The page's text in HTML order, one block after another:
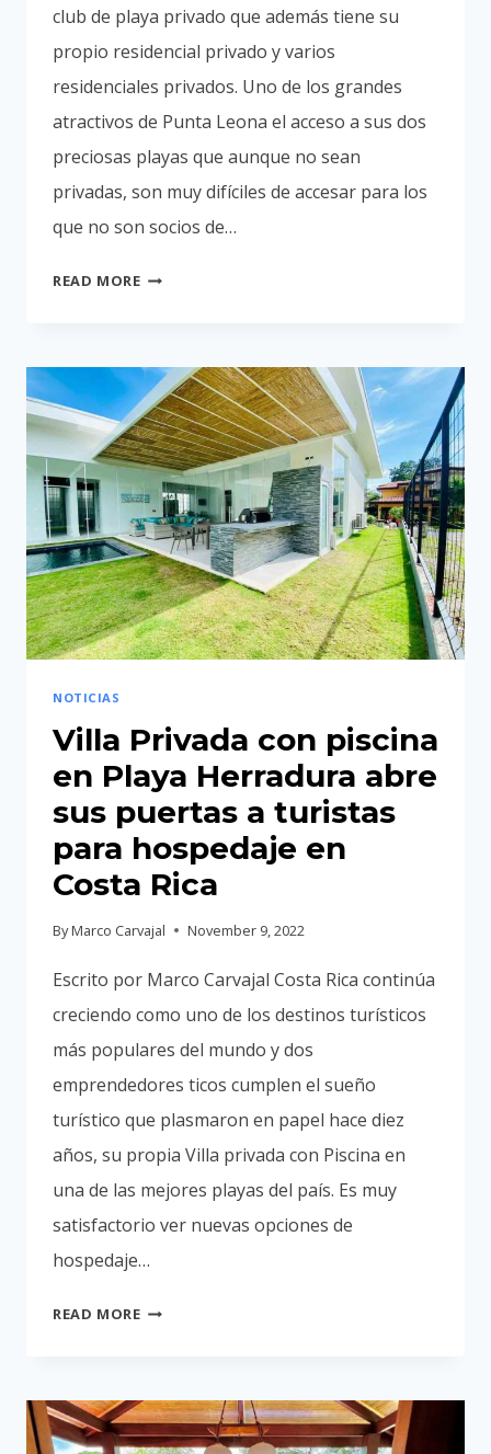
club de playa privado que además tiene su
propio residencial privado y varios
residenciales privados. Uno de los grandes
atractivos de Punta Leona el acceso a sus dos
preciosas playas que aunque no sean
privadas, son muy difíciles de accesar para los
que no son socios de…
READ MOREHOSPEDAJE
DE
PUNTA
LEONA
“CASA
SUEÑO
DE
NIÑO”
DENTRO
DE
LA
NATURALEZA
RICA
NOTICIAS
Villa Privada con piscina
en Playa Herradura abre
sus puertas a turistas
para hospedaje en
Costa Rica
ByMarco Carvajal November 9, 2022
Escrito por Marco Carvajal Costa Rica continúa
creciendo como uno de los destinos turísticos
más populares del mundo y dos
emprendedores ticos cumplen el sueño
turístico que plasmaron en papel hace diez
años, su propia Villa privada con Piscina en
una de las mejores playas del país. Es muy
satisfactorio ver nuevas opciones de
hospedaje…
READ MOREVILLA
EN
PLAYA